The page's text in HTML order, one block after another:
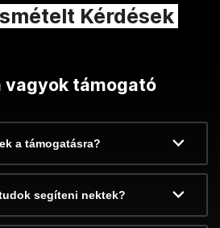
Kérdések
vagyok támogató
a támogatásra?
segíteni nektek?